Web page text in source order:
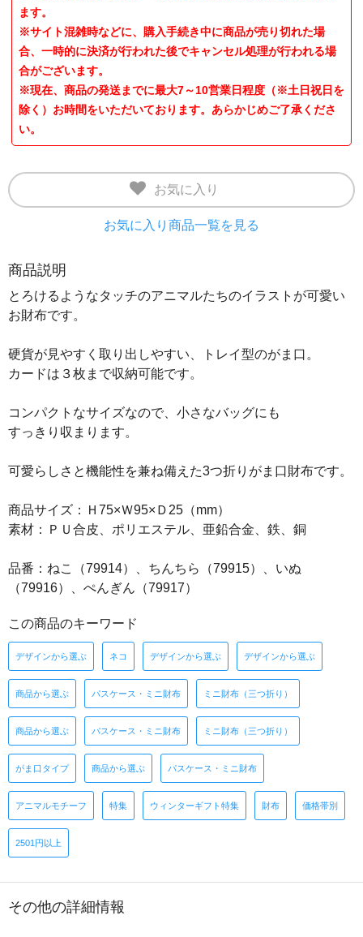
ます。
※サイト混雑時などに、購入手続き中に商品が売り切れた場
合、一時的に決済が行われた後でキャンセル処理が行われる場
合がございます。
※現在、商品の発送までに最大7～10営業日程度（※土日祝日を
除く）お時間をいただいております。あらかじめご了承くださ
い。
お気に入り
お気に入り商品一覧を見る
商品説明
とろけるようなタッチのアニマルたちのイラストが可愛い
お財布です。
硬貨が見やすく取り出しやすい、トレイ型のがま口。
カードは３枚まで収納可能です。
コンパクトなサイズなので、小さなバッグにも
すっきり収まります。
可愛らしさと機能性を兼ね備えた3つ折りがま口財布です。
商品サイズ：Ｈ75×Ｗ95×Ｄ25（mm）
素材：ＰＵ合皮、ポリエステル、亜鉛合金、鉄、銅
品番：ねこ（79914）、ちんちら（79915）、いぬ
（79916）、ぺんぎん（79917）
この商品のキーワード
デザインから選ぶ ネコ デザインから選ぶ デザインから選ぶ
商品から選ぶ パスケース・ミニ財布 ミニ財布（三つ折り）
商品から選ぶ パスケース・ミニ財布 ミニ財布（三つ折り）
がま口タイプ 商品から選ぶ パスケース・ミニ財布
アニマルモチーフ 特集 ウィンターギフト特集 財布 価格帯別
2501円以上
その他の詳細情報